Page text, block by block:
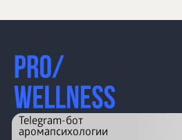
Telegram-бот
аромапсихологии